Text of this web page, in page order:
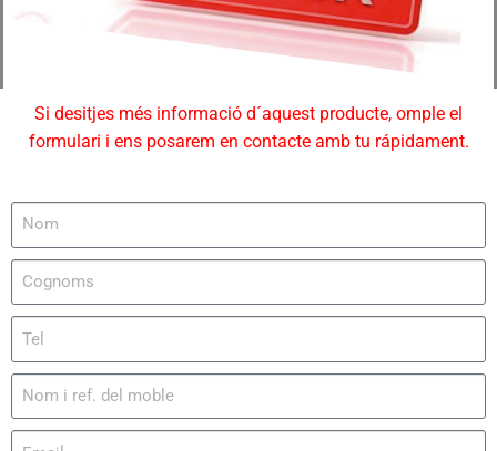
Si desitjes més informació d´aquest producte, omple el
formulari i ens posarem en contacte amb tu rápidament.